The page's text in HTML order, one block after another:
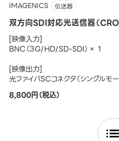
IMAGENICS 伝送器
双方向SDI対応光送信器（
[映像入力]
BNC（3G/HD/SD-SDI）× 1
[映像出力]
光ファイバSCコネクタ（シングルモ
8,800円（税込）